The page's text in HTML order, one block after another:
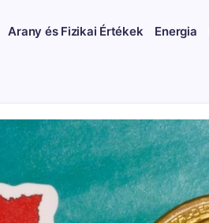
Arany és Fizikai Értékek Energia